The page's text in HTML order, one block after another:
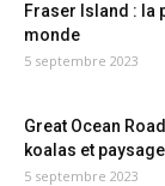
Fraser Island : la
monde
5 septembre 2023
Great Ocean
koalas et
5 septembre 2023